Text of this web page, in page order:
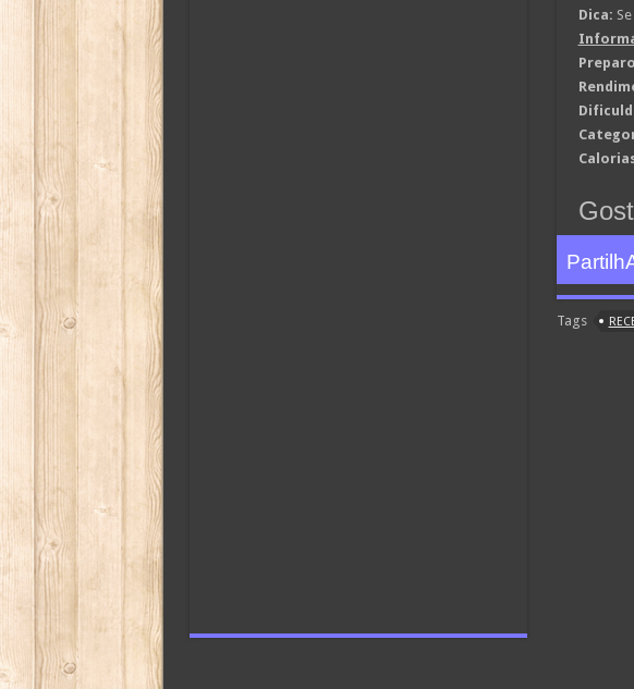
Dica:
Tags